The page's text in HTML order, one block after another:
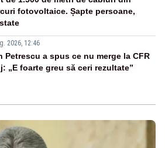
fotovoltaice. Șapte persoane,
2026, 12:46
Petrescu a spus ce nu merge la CFR
„E foarte greu să ceri rezultate”